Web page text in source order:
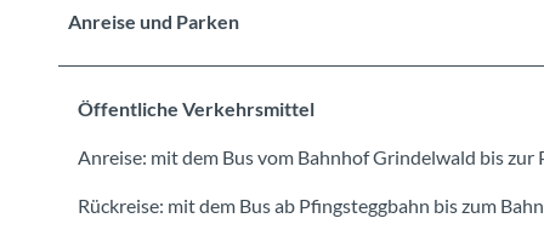
Anreise und Parken
Öffentliche Verkehrsmittel
Anreise: mit dem Bus vom Bahnhof Grindelwald bis zur
Rückreise: mit dem Bus ab Pfingsteggbahn bis zum